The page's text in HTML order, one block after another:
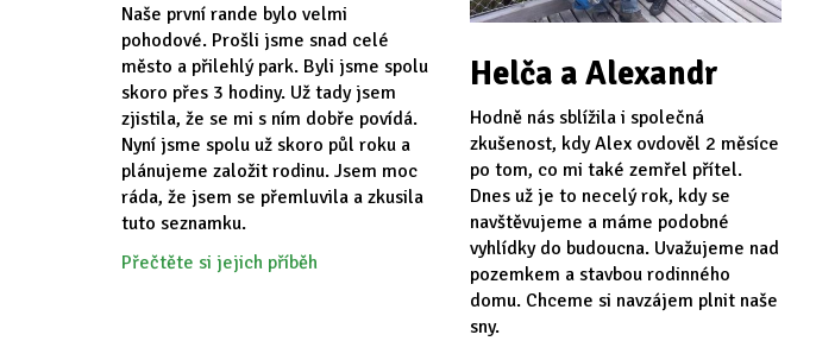
Naše první rande bylo velmi
pohodové. Prošli jsme snad celé
město a přilehlý park. Byli jsme spolu
skoro přes 3 hodiny. Už tady jsem
zjistila, že se mi s ním dobře povídá.
Nyní jsme spolu už skoro půl roku a
plánujeme založit rodinu. Jsem moc
ráda, že jsem se přemluvila a zkusila
tuto seznamku.
Přečtěte si jejich příběh
Helča a Alexandr
Hodně nás sblížila i společná
zkušenost, kdy Alex ovdověl 2 měsíce
po tom, co mi také zemřel přítel.
Dnes už je to necelý rok, kdy se
navštěvujeme a máme podobné
vyhlídky do budoucna. Uvažujeme nad
pozemkem a stavbou rodinného
domu. Chceme si navzájem plnit naše
sny.